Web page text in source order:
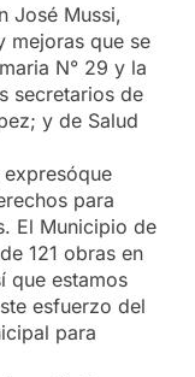
José Mussi,
mejoras que se
N° 29 y la
secretarios de
y de Salud
para
El Municipio de
121 obras en
que estamos
esfuerzo del
para